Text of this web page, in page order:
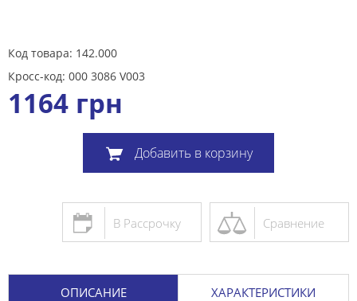
Код товара: 142.000
Кросс-код: 000 3086 V003
1164 грн
Добавить в корзину
Сравнение
В Рассрочку
ОПИСАНИЕ ХАРАКТЕРИСТИКИ